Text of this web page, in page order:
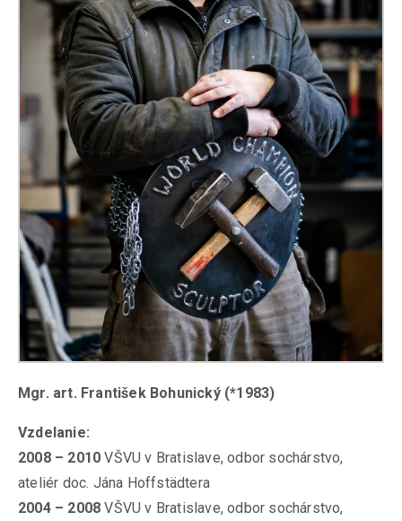
Mgr. art. František Bohunický (*1983)
Vzdelanie:
2008 – 2010 VŠVU v Bratislave, odbor sochárstvo,
ateliér doc. Jána Hoffstädtera
2004 – 2008 VŠVU v Bratislave, odbor sochárstvo,